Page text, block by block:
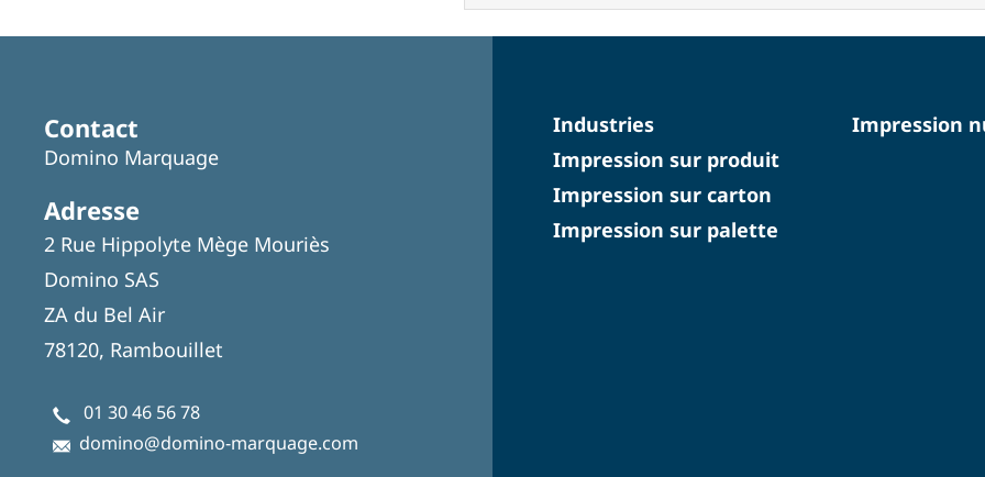
Contact
Domino Marquage
Adresse
2 Rue Hippolyte Mège Mouriès
Domino SAS
ZA du Bel Air
78120, Rambouillet
01 30 46 56 78
domino@domino-marquage.com
Industries
Impression sur produit
Impression sur carton
Impression sur palette
Impression